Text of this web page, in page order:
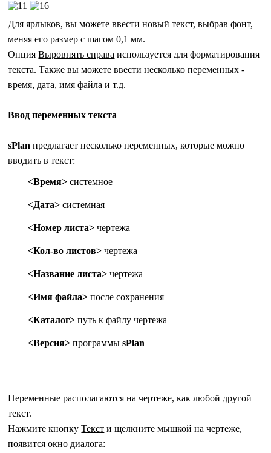
Для ярлыков, вы можете ввести новый текст, выбрав фонт,
меняя его размер с шагом 0,1 мм.
ОпцияВыровнять справа используется для форматирования
текста. Также вы можете ввести несколько переменных -
время, дата, имя файла и т.д.
Ввод переменных текста
sPlan предлагает несколько переменных, которые можно
вводить в текст:
· <Время> системное
· <Дата> системная
· <Номер листа>чертежа
· <Кол-во листов> чертежа
· <Название листа>чертежа
· <Имя файла>после сохранения
· <Каталог>путь к файлу чертежа
· <Версия> программыsPlan
Переменные располагаются на чертеже, как любой другой
текст.
Нажмите кнопкуТекст и щелкните мышкой на чертеже,
появится окно диалога: